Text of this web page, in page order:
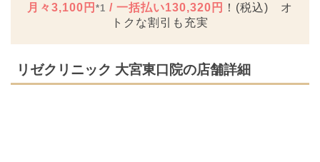
月々3,100円 *1 / 一括払い130,320円
！(税込) オ
トクな割引も充実
リゼクリニック 大宮東口院の店舗詳細